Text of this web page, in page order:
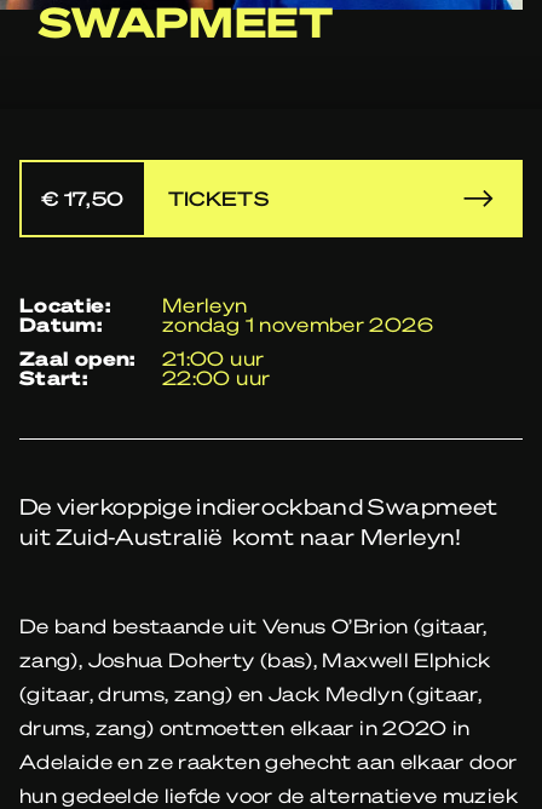
SWAPMEET
€ 17,50 TICKETS
locatie: Merleyn
datum:
zondag 1 november 2026
zaal open:
21:00 uur
start: 22:00 uur
De vierkoppige indierockband Swapmeet
uit Zuid-Australië komt naar Merleyn!
De band bestaande uit Venus O’Brion (gitaar,
zang), Joshua Doherty (bas), Maxwell Elphick
(gitaar, drums, zang) en Jack Medlyn (gitaar,
drums, zang) ontmoetten elkaar in 2020 in
Adelaide en ze raakten gehecht aan elkaar door
hun gedeelde liefde voor de alternatieve muziek